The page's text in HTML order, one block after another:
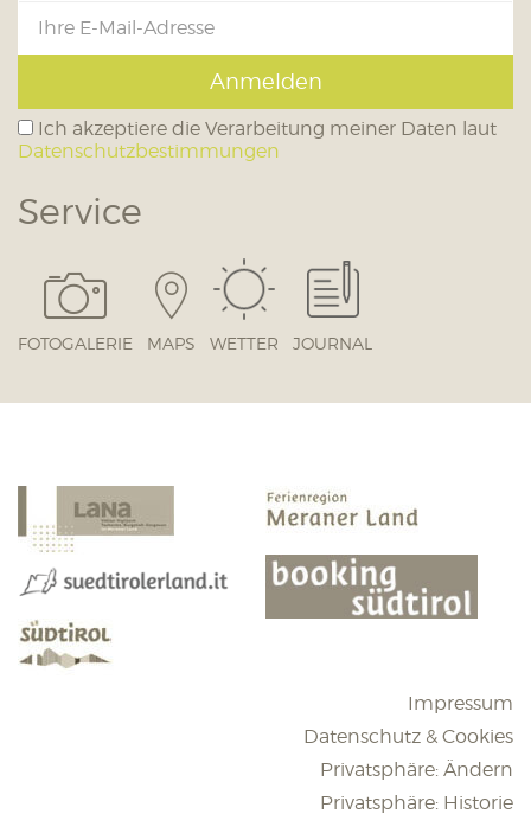
Anmelden
Ich akzeptiere die Verarbeitung meiner Daten laut
Datenschutzbestimmungen
Service
FOTOGALERIE MAPS WETTER JOURNAL
Impressum
Datenschutz & Cookies
Privatsphäre: Ändern
Privatsphäre: Historie